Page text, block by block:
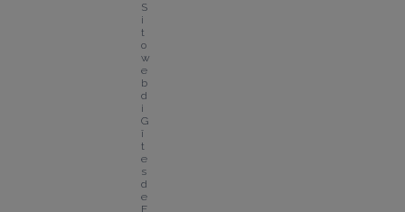
S
i
t
o
w
e
b
d
i
G
î
t
e
s
d
e
F